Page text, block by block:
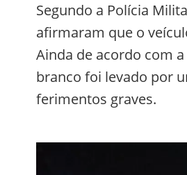
Segundo a Polícia
afirmaram que o
Ainda de acordo com
branco foi levado por
ferimentos graves.